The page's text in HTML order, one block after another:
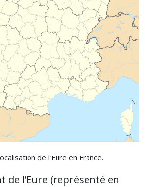
de l’Eure en France.
de l’Eure (représenté en